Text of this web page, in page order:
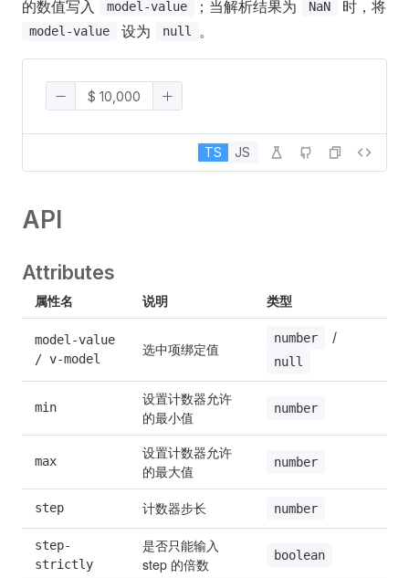
的数值写入 model-value ；当解析结果为 NaN 时，将
model-value 设为 null 。
TS JS
API
Attributes
属性名 说明 类型
model-value
/ v-model
选中项绑定值
number /
null
min
设置计数器允许
的最小值
number
max
设置计数器允许
的最大值
number
step 计数器步长 number
step-
strictly
是否只能输入
step 的倍数
boolean